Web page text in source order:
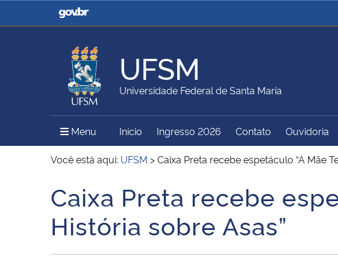
Casa Civil
Ministério da Justiça e
Ministério da
Ministério da Agricultura,
Pecuária e Abastecimento
Ministério da Educação
Ministério do Meio Ambiente Ministério do Turismo
Ministério do
Secretaria de Governo
Gabinete de Segurança
Institucional
Advocacia-
UFSM
Universidade Federal de Santa Maria
Menu Menu Principal do Sítio
Início Ingresso 2026 Contato Ouvidoria
Você está aqui: UFSM >Caixa Preta recebe espetáculo “A Mãe
Início do conteúdo
Caixa Preta recebe
História sobre Asas”